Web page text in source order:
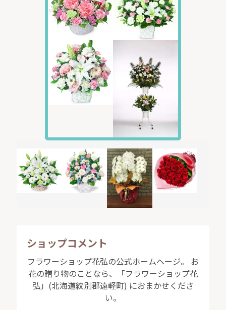
ショップコメント
フラワーショップ花弘の公式ホームヘージ。 お
花の贈り物のことなら、「フラワーショップ花
弘」(北海道紋別郡遠軽町) におまかせくださ
い。